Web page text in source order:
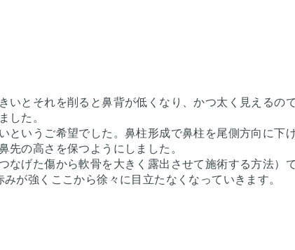
いとそれを削ると鼻背が低くなり、かつ太く見えるの
した。
というご希望でした。鼻柱形成で鼻柱を尾側方向に下
先の高さを保つようにしました。
なげた傷から軟骨を大きく露出させて施術する方法）
が強くここから徐々に目立たなくなっていきます。